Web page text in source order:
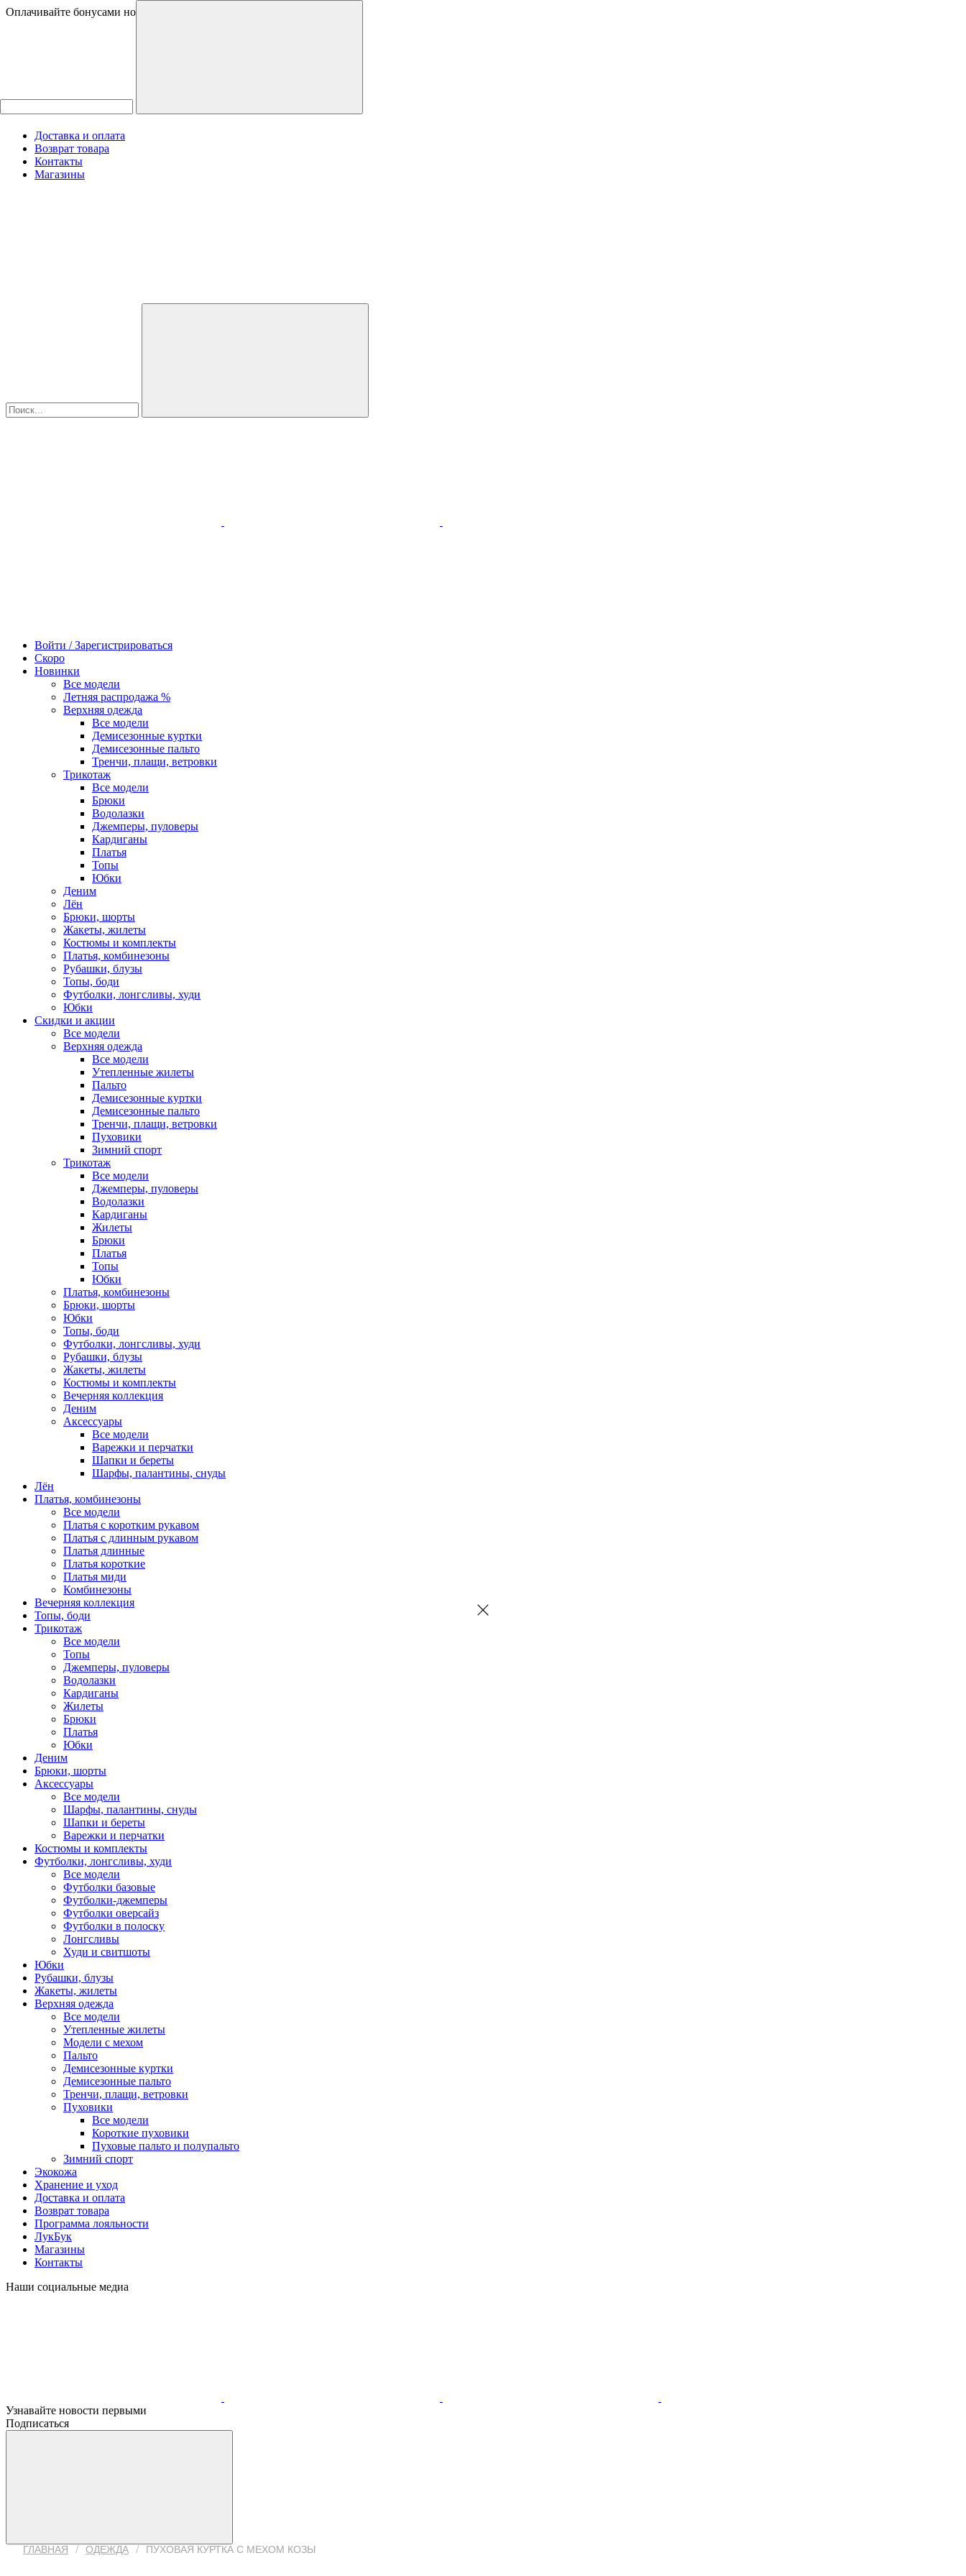
Оплачивайте бонусами новинки и товары со скидками
Доставка и оплата
Возврат товара
Контакты
Магазины
Войти / Зарегистрироваться
Скоро
Новинки
Все модели
Летняя распродажа %
Верхняя одежда
Все модели
Демисезонные куртки
Демисезонные пальто
Тренчи, плащи, ветровки
Трикотаж
Все модели
Брюки
Водолазки
Джемперы, пуловеры
Кардиганы
Платья
Топы
Юбки
Деним
Лён
Брюки, шорты
Жакеты, жилеты
Костюмы и комплекты
Платья, комбинезоны
Рубашки, блузы
Топы, боди
Футболки, лонгсливы, худи
Юбки
Скидки и акции
Все модели
Верхняя одежда
Все модели
Утепленные жилеты
Пальто
Демисезонные куртки
Демисезонные пальто
Тренчи, плащи, ветровки
Пуховики
Зимний спорт
Трикотаж
Все модели
Джемперы, пуловеры
Водолазки
Кардиганы
Жилеты
Брюки
Платья
Топы
Юбки
Платья, комбинезоны
Брюки, шорты
Юбки
Топы, боди
Футболки, лонгсливы, худи
Рубашки, блузы
Жакеты, жилеты
Костюмы и комплекты
Вечерняя коллекция
Деним
Аксессуары
Все модели
Варежки и перчатки
Шапки и береты
Шарфы, палантины, снуды
Лён
Платья, комбинезоны
Все модели
Платья с коротким рукавом
Платья с длинным рукавом
Платья длинные
Платья короткие
Платья миди
Комбинезоны
Вечерняя коллекция
Топы, боди
Трикотаж
Все модели
Топы
Джемперы, пуловеры
Водолазки
Кардиганы
Жилеты
Брюки
Платья
Юбки
Деним
Брюки, шорты
Аксессуары
Все модели
Шарфы, палантины, снуды
Шапки и береты
Варежки и перчатки
Костюмы и комплекты
Футболки, лонгсливы, худи
Все модели
Футболки базовые
Футболки-джемперы
Футболки оверсайз
Футболки в полоску
Лонгсливы
Худи и свитшоты
Юбки
Рубашки, блузы
Жакеты, жилеты
Верхняя одежда
Все модели
Утепленные жилеты
Модели с мехом
Пальто
Демисезонные куртки
Демисезонные пальто
Тренчи, плащи, ветровки
Пуховики
Все модели
Короткие пуховики
Пуховые пальто и полупальто
Зимний спорт
Экокожа
Хранение и уход
Доставка и оплата
Возврат товара
Программа лояльности
ЛукБук
Магазины
Контакты
Наши социальные медиа
Узнавайте новости первыми
Подписаться
ГЛАВНАЯ / ОДЕЖДА / ПУХОВАЯ КУРТКА С МЕХОМ КОЗЫ